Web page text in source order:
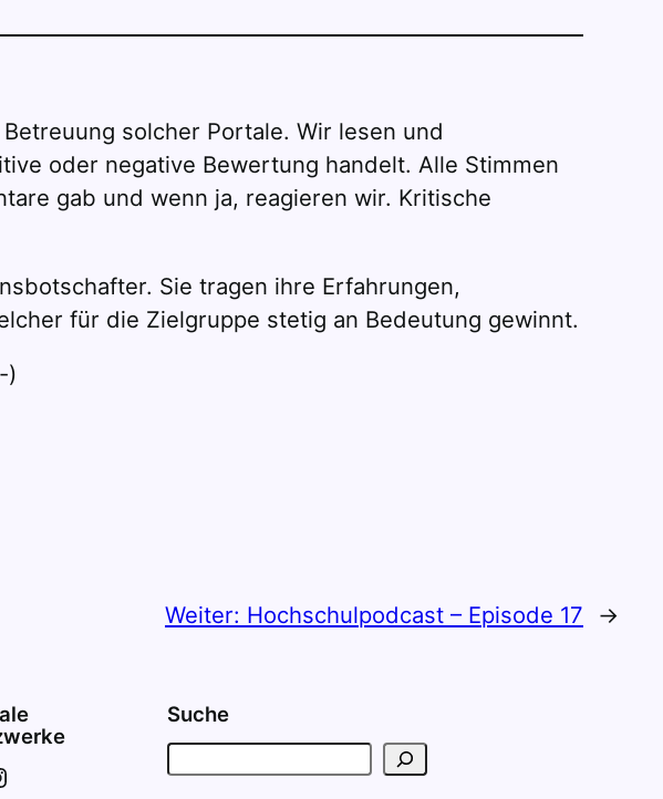
solcher Portale. Wir lesen und
oder negative Bewertung handelt. Alle Stimmen
gab und wenn ja, reagieren wir. Kritische
Sie tragen ihre Erfahrungen,
für die Zielgruppe stetig an Bedeutung gewinnt.
)
Weiter: Hochschulpodcast – Episode 17 →
Suche